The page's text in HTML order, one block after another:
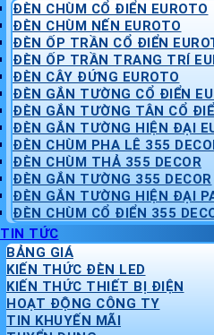
ĐÈN CHÙM CỔ ĐIỂN EUROTO
ĐÈN CHÙM NẾN EUROTO
ĐÈN ỐP TRẦN CỔ ĐIỂN
ĐÈN ỐP TRẦN TRANG TRÍ
ĐÈN CÂY ĐỨNG EUROTO
ĐÈN GẮN TƯỜNG CỔ ĐIỂN
ĐÈN GẮN TƯỜNG TÂN CỔ
ĐÈN GẮN TƯỜNG HIỆN ĐẠI
ĐÈN CHÙM PHA LÊ 355
ĐÈN CHÙM THẢ 355 DECOR
ĐÈN GẮN TƯỜNG 355 DECOR
ĐÈN GẮN TƯỜNG HIỆN ĐẠI
ĐÈN CHÙM CỔ ĐIỂN 355
TIN TỨC
BẢNG GIÁ
KIẾN THỨC ĐÈN LED
KIẾN THỨC THIẾT BỊ ĐIỆN
HOẠT ĐỘNG CÔNG TY
TIN KHUYẾN MÃI